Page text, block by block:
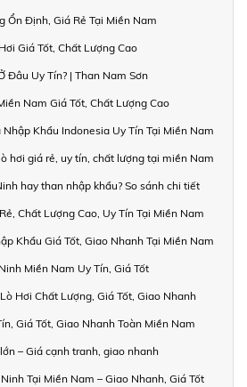
Ổn Định, Giá Rẻ Tại Miền Nam
Giá Tốt, Chất Lượng Cao
Đâu Uy Tín? | Than Nam Sơn
Nam Giá Tốt, Chất Lượng Cao
Khẩu Indonesia Uy Tín Tại Miền Nam
hơi giá rẻ, uy tín, chất lượng tại miền Nam
hay than nhập khẩu? So sánh chi tiết
Chất Lượng Cao, Uy Tín Tại Miền Nam
Khẩu Giá Tốt, Giao Nhanh Tại Miền Nam
Miền Nam Uy Tín, Giá Tốt
Hơi Chất Lượng, Giá Tốt, Giao Nhanh
Giá Tốt, Giao Nhanh Toàn Miền Nam
– Giá cạnh tranh, giao nhanh
Tại Miền Nam – Giao Nhanh, Giá Tốt